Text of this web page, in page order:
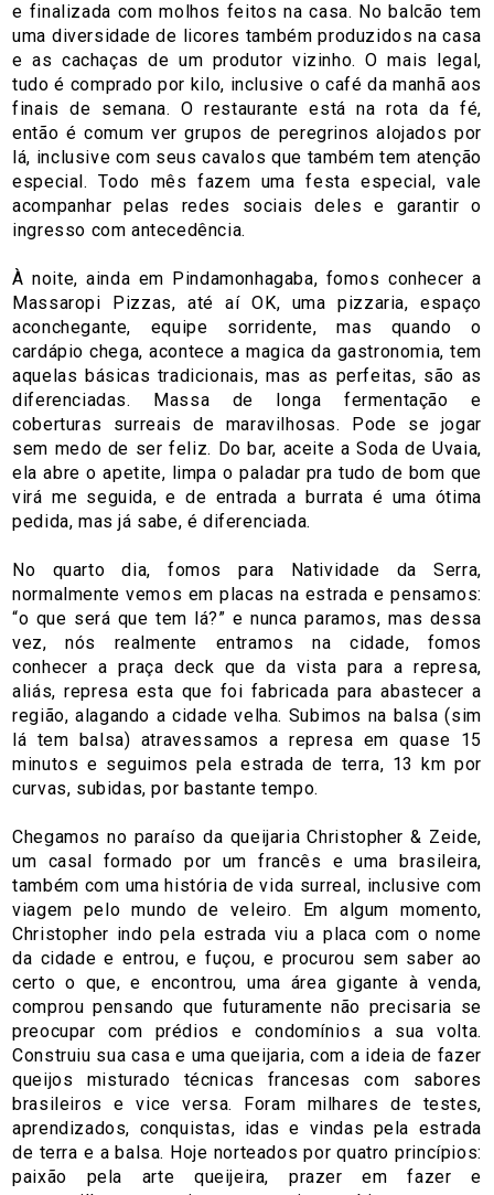
e finalizada com molhos feitos na casa. No balcão tem
uma diversidade de licores também produzidos na casa
e as cachaças de um produtor vizinho. O mais legal,
tudo é comprado por kilo, inclusive o café da manhã aos
finais de semana. O restaurante está na rota da fé,
então é comum ver grupos de peregrinos alojados por
lá, inclusive com seus cavalos que também tem atenção
especial. Todo mês fazem uma festa especial, vale
acompanhar pelas redes sociais deles e garantir o
ingresso com antecedência.
À noite, ainda em Pindamonhagaba, fomos conhecer a
Massaropi Pizzas, até aí OK, uma pizzaria, espaço
aconchegante, equipe sorridente, mas quando o
cardápio chega, acontece a magica da gastronomia, tem
aquelas básicas tradicionais, mas as perfeitas, são as
diferenciadas. Massa de longa fermentação e
coberturas surreais de maravilhosas. Pode se jogar
sem medo de ser feliz. Do bar, aceite a Soda de Uvaia,
ela abre o apetite, limpa o paladar pra tudo de bom que
virá me seguida, e de entrada a burrata é uma ótima
pedida, mas já sabe, é diferenciada.
No quarto dia, fomos para Natividade da Serra,
normalmente vemos em placas na estrada e pensamos:
“o que será que tem lá?” e nunca paramos, mas dessa
vez, nós realmente entramos na cidade, fomos
conhecer a praça deck que da vista para a represa,
aliás, represa esta que foi fabricada para abastecer a
região, alagando a cidade velha. Subimos na balsa (sim
lá tem balsa) atravessamos a represa em quase 15
minutos e seguimos pela estrada de terra, 13 km por
curvas, subidas, por bastante tempo.
Chegamos no paraíso da queijaria Christopher & Zeide,
um casal formado por um francês e uma brasileira,
também com uma história de vida surreal, inclusive com
viagem pelo mundo de veleiro. Em algum momento,
Christopher indo pela estrada viu a placa com o nome
da cidade e entrou, e fuçou, e procurou sem saber ao
certo o que, e encontrou, uma área gigante à venda,
comprou pensando que futuramente não precisaria se
preocupar com prédios e condomínios a sua volta.
Construiu sua casa e uma queijaria, com a ideia de fazer
queijos misturado técnicas francesas com sabores
brasileiros e vice versa. Foram milhares de testes,
aprendizados, conquistas, idas e vindas pela estrada
de terra e a balsa. Hoje norteados por quatro princípios:
paixão pela arte queijeira, prazer em fazer e